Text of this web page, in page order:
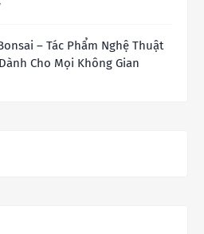
– Tác Phẩm Nghệ Thuật
Cho Mọi Không Gian